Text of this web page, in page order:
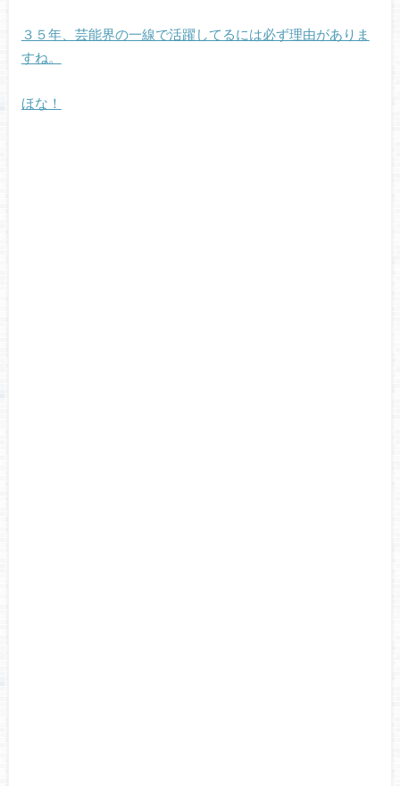
３５年、芸能界の一線で活躍してるには必ず理由がありま
すね。
ほな！